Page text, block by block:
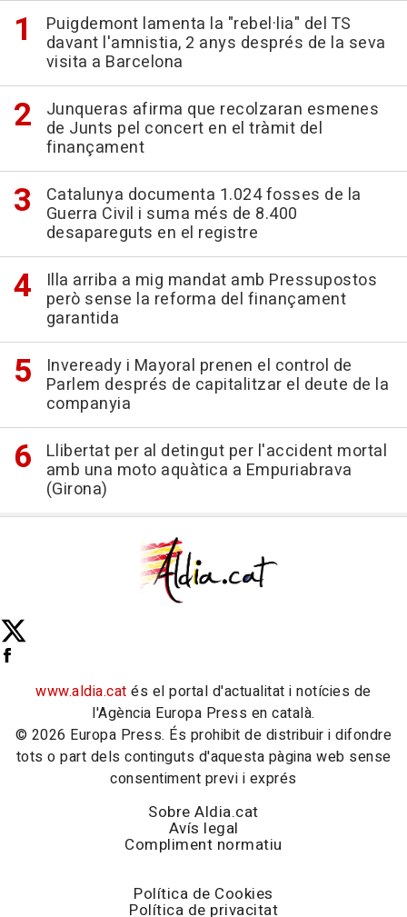
Puigdemont lamenta la "rebel·lia" del TS
davant l'amnistia, 2 anys després de la seva
visita a Barcelona
Junqueras afirma que recolzaran esmenes
de Junts pel concert en el tràmit del
finançament
Catalunya documenta 1.024 fosses de la
Guerra Civil i suma més de 8.400
desapareguts en el registre
Illa arriba a mig mandat amb Pressupostos
però sense la reforma del finançament
garantida
Inveready i Mayoral prenen el control de
Parlem després de capitalitzar el deute de la
companyia
Llibertat per al detingut per l'accident mortal
amb una moto aquàtica a Empuriabrava
(Girona)
www.aldia.cat és el portal d'actualitat i notícies de
l'Agència Europa Press en català.
© 2026 Europa Press. És prohibit de distribuir i difondre
tots o part dels continguts d'aquesta pàgina web sense
consentiment previ i exprés
Sobre Aldia.cat
Avís legal
Compliment normatiu
Política de Cookies
Política de privacitat